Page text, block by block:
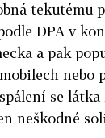
tekutému
DPA v
a pak
nebo
se látka
neškodné